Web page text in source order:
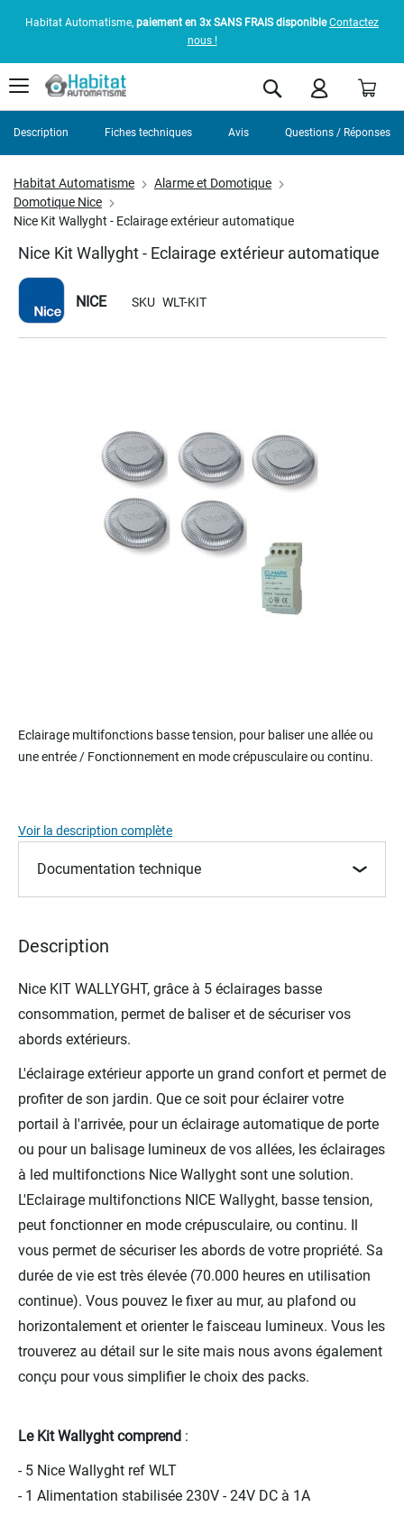
Habitat Automatisme, paiement en 3x SANS FRAIS disponible Contactez
nous !
Rechercher
Habitat Automatisme
Alarme et Domotique
Domotique Nice
Nice Kit Wallyght - Eclairage extérieur automatique
Nice Kit Wallyght - Eclairage extérieur automatique
NICE SKU WLT-KIT
to
images
gallery
Eclairage multifonctions basse tension, pour baliser une allée ou
une entrée / Fonctionnement en mode crépusculaire ou continu.
Voir la description complète
Documentation technique
Description Fiches techniques Avis Questions / Réponses
Description
Nice KIT WALLYGHT, grâce à 5 éclairages basse
consommation, permet de baliser et de sécuriser vos
abords extérieurs.
L'éclairage extérieur apporte un grand confort et permet de
profiter de son jardin. Que ce soit pour éclairer votre
portail à l'arrivée, pour un éclairage automatique de porte
ou pour un balisage lumineux de vos allées, les éclairages
à led multifonctions Nice Wallyght sont une solution.
L'Eclairage multifonctions NICE Wallyght, basse tension,
peut fonctionner en mode crépusculaire, ou continu. Il
vous permet de sécuriser les abords de votre propriété. Sa
durée de vie est très élevée (70.000 heures en utilisation
continue). Vous pouvez le fixer au mur, au plafond ou
horizontalement et orienter le faisceau lumineux. Vous les
trouverez au détail sur le site mais nous avons également
conçu pour vous simplifier le choix des packs.
Le Kit Wallyght comprend :
- 5 Nice Wallyght ref WLT
- 1 Alimentation stabilisée 230V - 24V DC à 1A